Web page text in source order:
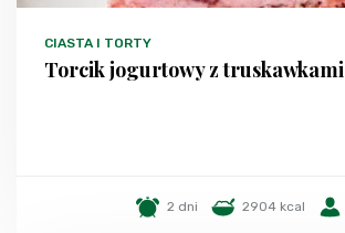
CIASTA I TORTY
Torcik jogurtowy z truskawkami
2 dni 2904 kcal